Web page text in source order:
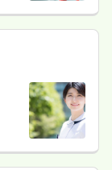
一時募集休止